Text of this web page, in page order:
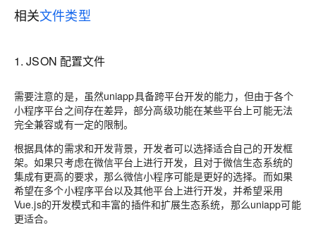
相关文件类型
1.JSON 配置文件
需要注意的是，虽然uniapp具备跨平台开发的能力，但由于各个
小程序平台之间存在差异，部分高级功能在某些平台上可能无法
完全兼容或有一定的限制。
根据具体的需求和开发背景，开发者可以选择适合自己的开发框
架。如果只考虑在微信平台上进行开发，且对于微信生态系统的
集成有更高的要求，那么微信小程序可能是更好的选择。而如果
希望在多个小程序平台以及其他平台上进行开发，并希望采用
Vue.js的开发模式和丰富的插件和扩展生态系统，那么uniapp可能
更适合。